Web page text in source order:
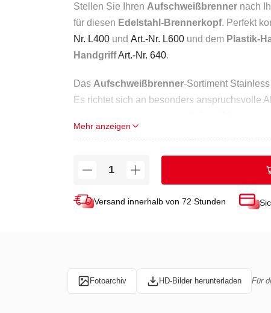
Stellen Sie Ihren Aufschweißbrenner nach
für diesen Edelstahl-Brennerkopf. Perfekt
Nr. L400 und Art.-Nr. L600 und dem Plastik-
HandgriffArt.-Nr. 640.
Das Aufschweißbrenner-Sortiment
Es richtet sich an besonders anspruchsvolle
TECHNISCHE DATEN
Leistung (in kW) bei 1,5 bar: 19
Mehr anzeigen
Versand innerhalb von 72 Stunden
Fotoarchiv HD-Bilder herunterladen Für